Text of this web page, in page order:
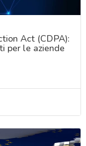
Act (CDPA):
per le aziende